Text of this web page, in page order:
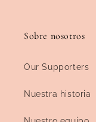
Sobre nosotros
Our Supporters
Nuestra historia